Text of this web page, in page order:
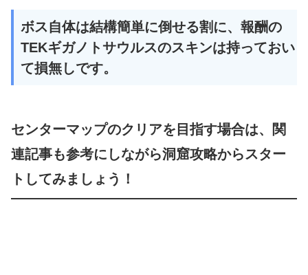
ボス自体は結構簡単に倒せる割に、報酬の
TEKギガノトサウルスのスキンは持っておい
て損無しです。
センターマップのクリアを目指す場合は、関
連記事も参考にしながら洞窟攻略からスター
トしてみましょう！